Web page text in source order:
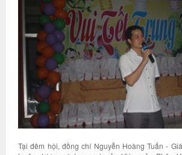
Tại đêm hội, đồng chí Nguyễn Hoàng Tuấn -